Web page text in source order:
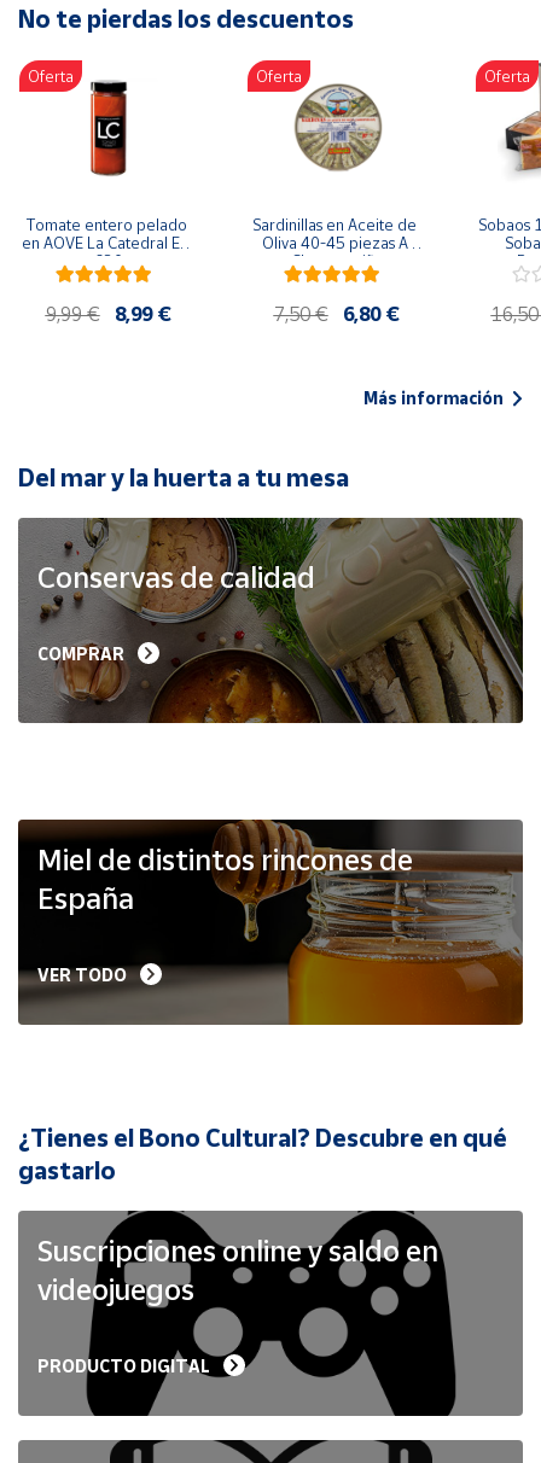
Artesanía
Oficina y
Papelería
Para Canarias,
Ceuta y Melilla
populares
Bono
Cultural
de Correos
Market
Productos
Solidarios
Ayuda
Vendedores
Mapa de
Hazte
vendedor
Cuenta
Ubicación
Península
Baleares
No te pierdas los descuentos
Oferta
Tomate entero pelado
en AOVE La Catedral ER-
630
9,99 € 8,99 €
Oferta
Sardinillas en Aceite de
Oliva 40-45 piezas A
Churrusquiña
7,50 € 6,80 €
Oferta
Sobaos
Más información
Del mar y la huerta a tu mesa
Conservas de calidad
COMPRAR
Miel de distintos rincones de
España
VER TODO
¿Tienes el Bono Cultural? Descubre en qué
gastarlo
Suscripciones online y saldo en
videojuegos
PRODUCTO DIGITAL